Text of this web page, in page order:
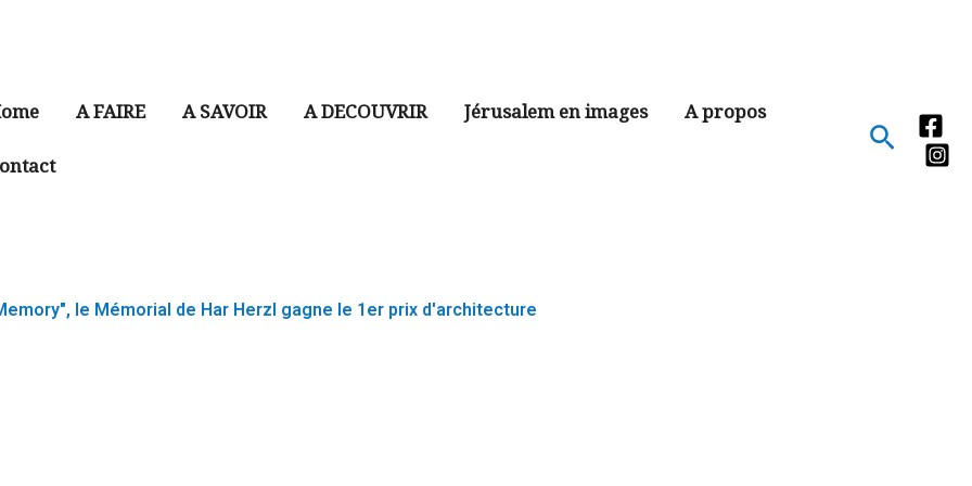
A FAIRE A SAVOIR A DECOUVRIR Jérusalem en images A propos
le Mémorial de Har Herzl gagne le 1er prix d'architecture